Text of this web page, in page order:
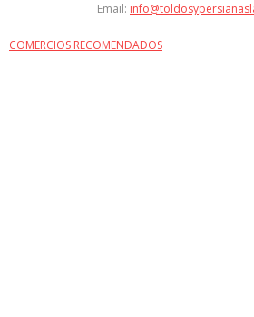
Email:
COMERCIOS RECOMENDADOS